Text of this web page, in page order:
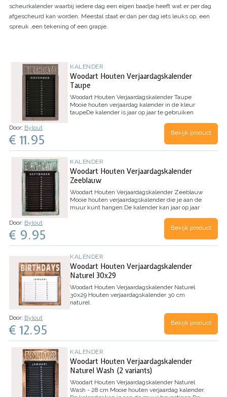
scheurkalender waarbij iedere dag een eigen baadje heeft wat er per dag
afgescheurd kan worden. Meestal staat er dan per dag iets leuks op, een
spreuk ,een tekening of een grapje.
KALENDER
Woodart Houten Verjaardagskalender
Taupe
Woodart Houten Verjaardagskalender Taupe
Mooie houten verjaardag kalender in de kleur
taupeDe kalender is jaar op jaar te gebruiken
Door: Bylout
€ 11.95 Bekijk product
KALENDER
Woodart Houten Verjaardagskalender
Zeeblauw
Woodart Houten Verjaardagskalender Zeeblauw
Mooie houten verjaardagskalender die je aan de
muur kunt hangen.De kalender kan jaar op jaar
Door: Bylout
€ 9.95 Bekijk product
KALENDER
Woodart Houten Verjaardagskalender
Naturel 30x29
Woodart Houten Verjaardagskalender Naturel
30x29 Houten verjaardagskalender 30 cm
naturel
Door: Bylout
€ 12.95 Bekijk product
KALENDER
Woodart Houten Verjaardagskalender
Naturel Wash (2 variants)
Woodart Houten Verjaardagskalender Naturel
Wash - 28 cm Mooie houten verjaardag kalender.